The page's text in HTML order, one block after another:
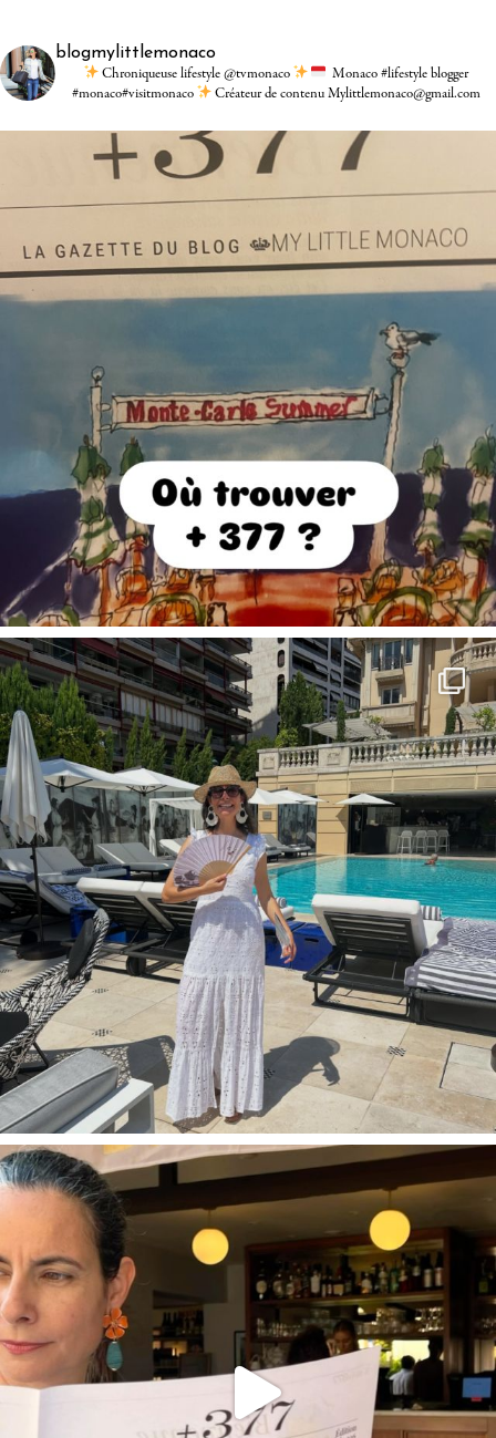
blogmylittlemonaco
Chroniqueuse lifestyle @tvmonaco
Monaco #lifestyle blogger
#monaco#visitmonaco
Créateur de contenu Mylittlemonaco@gmail.com